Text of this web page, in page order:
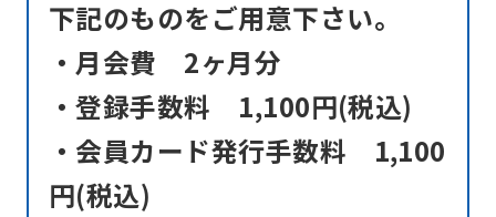
下記のものをご用意下さい。
・月会費 2ヶ月分
・登録手数料 1,100円(税込)
・会員カード発行手数料 1,100
円(税込)
understand
this
before
using
the